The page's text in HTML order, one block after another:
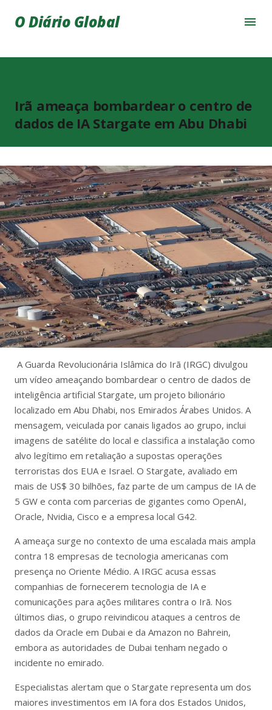
Pular para o conteúdo principal
O Diário Global
Irã ameaça bombardear o centro de
dados de IA Stargate em Abu Dhabi
A Guarda Revolucionária Islâmica do Irã (IRGC) divulgou
um vídeo ameaçando bombardear o centro de dados de
inteligência artificial Stargate, um projeto bilionário
localizado em Abu Dhabi, nos Emirados Árabes Unidos. A
mensagem, veiculada por canais ligados ao grupo, inclui
imagens de satélite do local e classifica a instalação como
alvo legítimo em retaliação a supostas operações
terroristas dos EUA e Israel. O Stargate, avaliado em
mais de US$ 30 bilhões, faz parte de um campus de IA de
5 GW e conta com parcerias de gigantes como OpenAI,
Oracle, Nvidia, Cisco e a empresa local G42.
A ameaça surge no contexto de uma escalada mais ampla
contra 18 empresas de tecnologia americanas com
presença no Oriente Médio. A IRGC acusa essas
companhias de fornecerem tecnologia de IA e
comunicações para ações militares contra o Irã. Nos
últimos dias, o grupo reivindicou ataques a centros de
dados da Oracle em Dubai e da Amazon no Bahrein,
embora as autoridades de Dubai tenham negado o
incidente no emirado.
Especialistas alertam que o Stargate representa um dos
maiores investimentos em IA fora dos Estados Unidos,